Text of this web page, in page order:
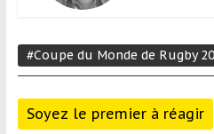
#Coupe du Monde de Rugby
Soyez le premier à réagir